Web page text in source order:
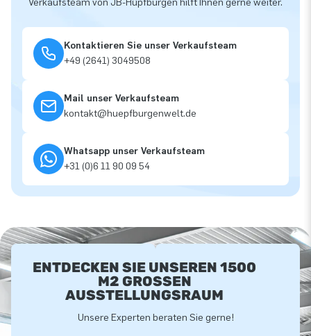
Kontaktieren Sie unser Verkaufsteam
+49 (2641) 3049508
Mail unser Verkaufsteam
kontakt@huepfburgenwelt.de
Whatsapp unser Verkaufsteam
+31 (0)6 11 90 09 54
ENTDECKEN SIE UNSEREN 1500
M2 GROSSEN A
USSTELLUNGSRAUM
Unsere Experten beraten Sie gerne!